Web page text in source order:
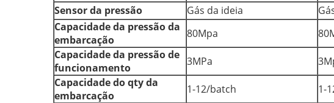
Sensor da pressão
Gás da ideia
Capacidade da pressão da
embarcação
80Mpa
Capacidade da pressão de
funcionamento
3MPa
Capacidade do qty da
embarcação
1-12/batch
1-